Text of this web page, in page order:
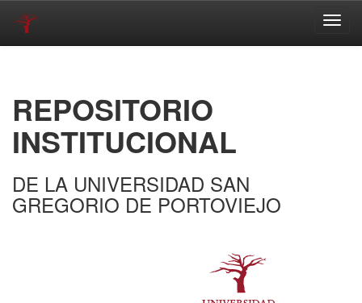
REPOSITORIO
INSTITUCIONAL
DE LA UNIVERSIDAD SAN
GREGORIO DE PORTOVIEJO